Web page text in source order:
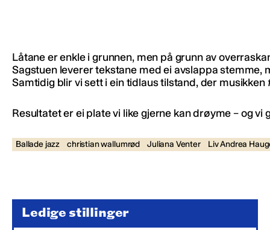
Låtane er enkle i grunnen, men på grunn av
Sagstuen leverer tekstane med ei avslappa
Samtidig blir vi sett i ein tidlaus tilstand, der musikken
Resultatet er ei plate vi like gjerne kan drøyme – og vi
Ballade jazz christian wallumrød Juliana Venter Liv Andrea
Ledige stillinger